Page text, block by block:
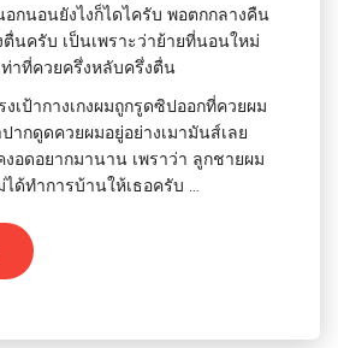
กนอนยังไงก็ไดไครับ พอตกกลางคืน
นครับ เป็นเพราะว่าย้ายที่นอนใหม่
าที่ควยครึ่งหลับครึ่งตื่น
เป้ากางเกงผมถูกรูดซิปออกที่ควยผม
ากดูดควยผมอยู่อย่างเมามันส์เลย
อดอยากมานาน เพราว่า ลูกชายผม
ด้ทำการบ้านให้เธอครับ …